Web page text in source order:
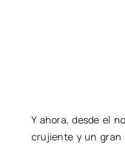
Y ahora, desde el
crujiente y un gran